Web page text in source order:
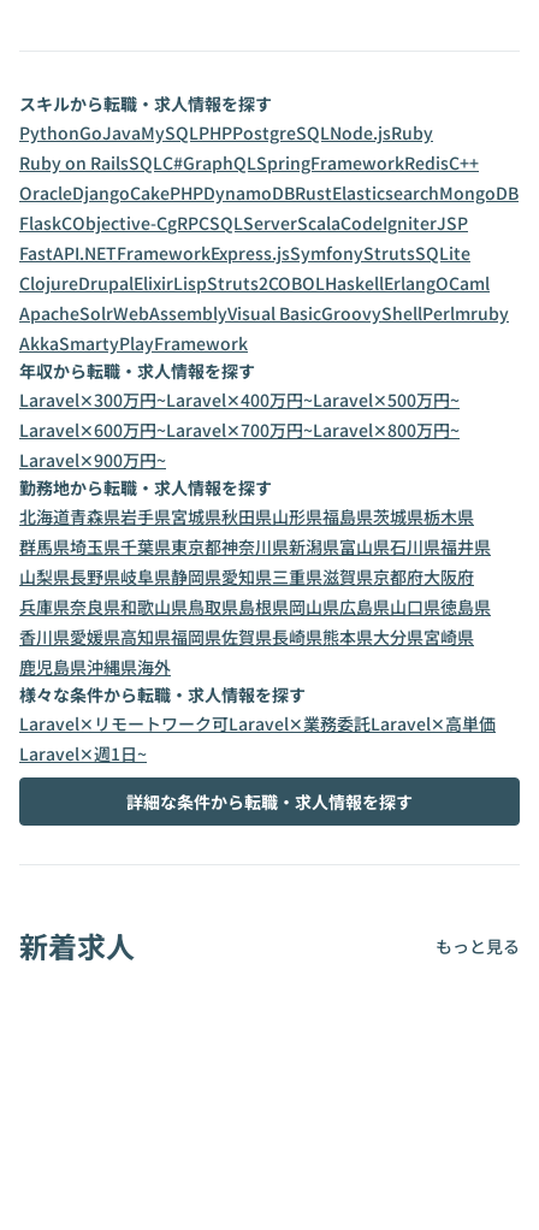
スキルから転職・求人情報を探す
PythonGoJavaMySQLPHPPostgreSQLNode.jsRuby
Ruby on RailsSQLC#GraphQLSpringFrameworkRedisC++
OracleDjangoCakePHPDynamoDBRustElasticsearchMongoDB
FlaskCObjective-CgRPCSQLServerScalaCodeIgniterJSP
FastAPI.NETFrameworkExpress.jsSymfonyStrutsSQLite
ClojureDrupalElixirLispStruts2COBOLHaskellErlangOCaml
ApacheSolrWebAssemblyVisual BasicGroovyShellPerlmruby
AkkaSmartyPlayFramework
年収から転職・求人情報を探す
Laravel✕300万円~Laravel✕400万円~Laravel✕500万円~
Laravel✕600万円~Laravel✕700万円~Laravel✕800万円~
Laravel✕900万円~
勤務地から転職・求人情報を探す
北海道青森県岩手県宮城県秋田県山形県福島県茨城県栃木県
群馬県埼玉県千葉県東京都神奈川県新潟県富山県石川県福井県
山梨県長野県岐阜県静岡県愛知県三重県滋賀県京都府大阪府
兵庫県奈良県和歌山県鳥取県島根県岡山県広島県山口県徳島県
香川県愛媛県高知県福岡県佐賀県長崎県熊本県大分県宮崎県
鹿児島県沖縄県海外
様々な条件から転職・求人情報を探す
Laravel✕リモートワーク可Laravel✕業務委託Laravel✕高単価
Laravel✕週1日~
詳細な条件から転職・求人情報を探す
新着求人 もっと見る